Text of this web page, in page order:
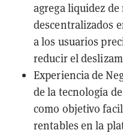
agrega liquidez
descentralizados
a los usuarios
reducir el
Experiencia de
de la tecnología
como objetivo
rentables en la